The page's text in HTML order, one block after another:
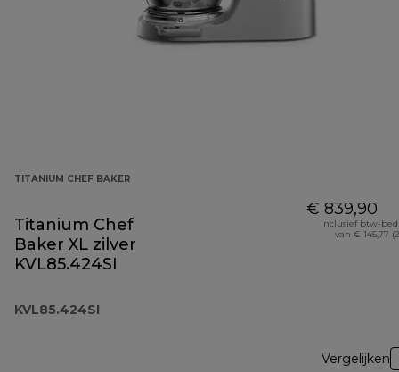
TITANIUM CHEF BAKER
Titanium Chef
Baker XL zilver
KVL85.424SI
KVL85.424SI
€ 839,90
Inclusief btw-
van € 145,77
Vergelijken